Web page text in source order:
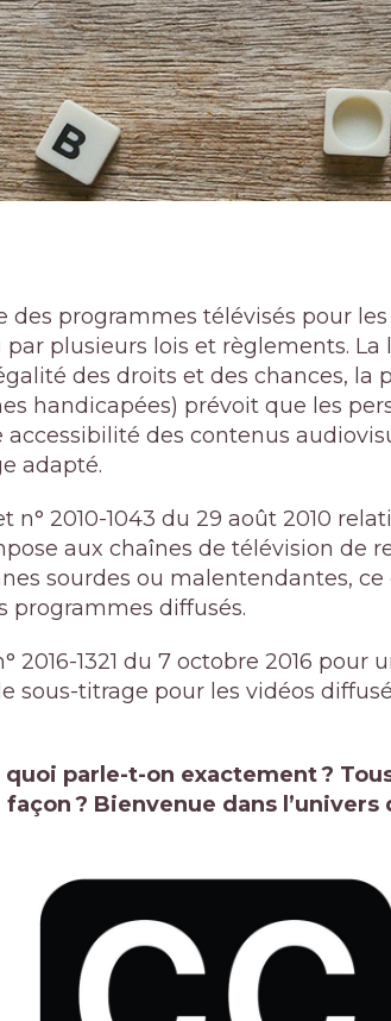
des programmes télévisés pour
plusieurs lois et règlements. La
des droits et des chances, la
handicapées) prévoit que les
des contenus
adapté.
n° 2010-1043 du 29 août 2010
aux chaînes de télévision de
sourdes ou malentendantes,
programmes diffusés.
2016-1321 du 7 octobre 2016
sous-titrage pour les vidéos
parle-t-on exactement ?
? Bienvenue dans